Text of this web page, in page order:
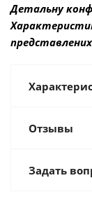
Детальну
Отзывы
Задать